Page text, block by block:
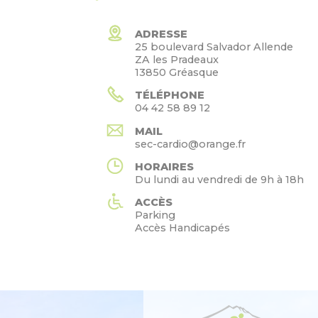
ADRESSE
25 boulevard Salvador Allende
ZA les Pradeaux
13850 Gréasque
TÉLÉPHONE
04 42 58 89 12
MAIL
sec-cardio@orange.fr
HORAIRES
Du lundi au vendredi de 9h à 18h
ACCÈS
Parking
Accès Handicapés